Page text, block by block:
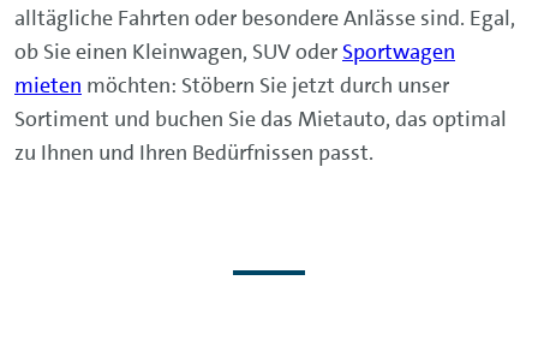
alltägliche Fahrten oder besondere Anlässe sind. Egal,
ob Sie einen Kleinwagen, SUV oder Sportwagen
mieten möchten: Stöbern Sie jetzt durch unser
Sortiment und buchen Sie das Mietauto, das optimal
zu Ihnen und Ihren Bedürfnissen passt.